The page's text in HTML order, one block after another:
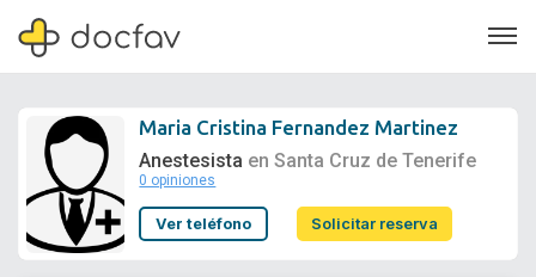
Soporte
Maria Cristina Fernandez Martinez
Anestesista en Santa Cruz de Tenerife
0 opiniones
Ver teléfono Solicitar reserva